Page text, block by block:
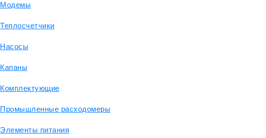
Модемы
Теплосчетчики
Насосы
Капаны
Комплектующие
Промышленные расходомеры
Элементы питания